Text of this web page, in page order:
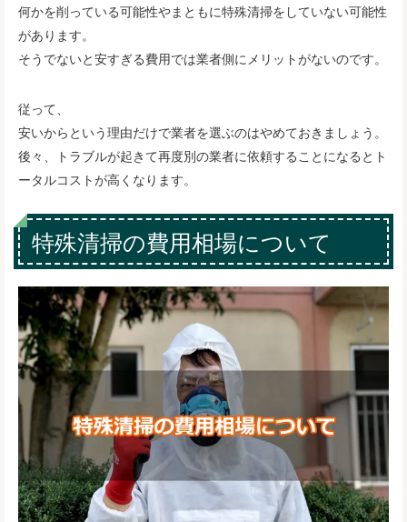
何かを削っている可能性やまともに特殊清掃をしていない可能性
があります。
そうでないと安すぎる費用では業者側にメリットがないのです。
従って、
安いからという理由だけで業者を選ぶのはやめておきましょう。
後々、トラブルが起きて再度別の業者に依頼することになるとト
ータルコストが高くなります。
特殊清掃の費用相場について